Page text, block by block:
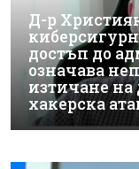
Д-р
достъп до
означава
изтичане
хакерска